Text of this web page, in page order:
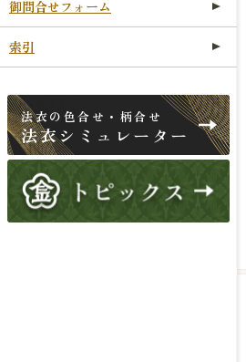
御問合せフォーム
索引
法衣の色合せ・柄合せ
法衣シミュレーター